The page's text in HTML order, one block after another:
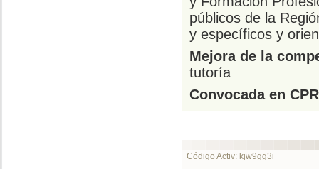
públicos de la
y específicos y
Mejora de la
tutoría
Convocada en
Código Activ: kjw9gg3i